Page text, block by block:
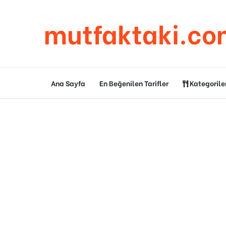
Ana Sayfa En Beğenilen Tarifler